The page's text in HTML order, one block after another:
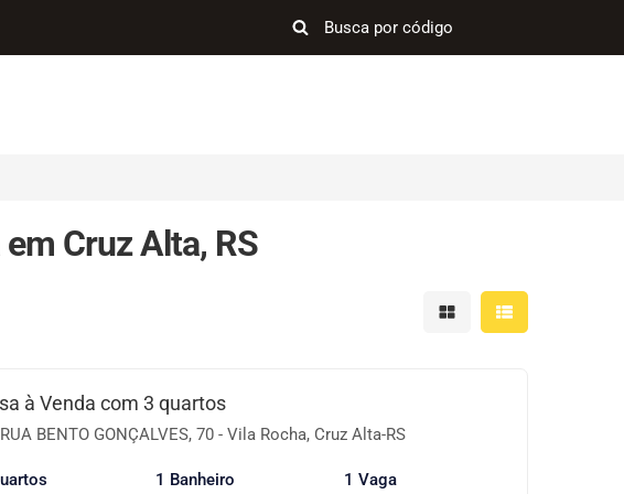
Cruz Alta, RS
Mostrar resultados em
Mostrar
à Venda com 3 quartos
RUA BENTO GONÇALVES, 70 - Vila Rocha, Cruz Alta-RS
1 Banheiro 1 Vaga